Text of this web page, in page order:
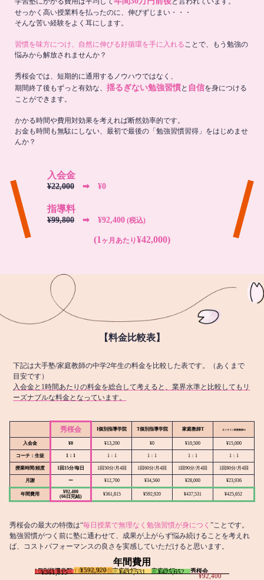
せっかく高い授業料を払ったのに、伸びずじまい・・・
そんな苦い経験をよく耳にします。
習慣を味方につけ、自然に伸びる好循環を手に入れることで、もう勉強の
悩みから解放されませんか？
秀桜会では、短期的に通用するノウハウではなく、
期間終了後もずっと有効な、 揺るぎない勉強習慣と 自信を身につける
ことができます。
かかる時間や費用対効果を考えれば断然効率的です。
お金も時間も無駄にしない、最初で最後の「勉強習慣習得」をはじめませ
んか？
入会金
¥22,000 ➡︎ ¥0
指導料
¥99,800 ➡︎ ¥92,400 (税込)
(1 ヶ月あたり¥42,000)
【料金比較表】
下記は大手塾/家庭教師の中学2年生の料金を比較した表です。（あくまで
目安です）
入会金と1時間あたりの料金を総合して考えると、業界水準と比較してもリ
ーズナブルな料金となっています。
秀桜会 I個別指導学院 T個別指導学院 家庭教師T オンライン家庭教師M
入会金 ¥0 ¥13,200 ¥0 ¥10,500 ¥15,000
コーチ：生徒 1：1 1：1 1：1 1：1 1：1
授業時間/頻度 1回15分/毎日 1回50分/月4回 1回60分/月4回 1回90分/月4回 1回80分/月4回
月謝 ー ¥12,700 ¥34,560 ¥28,000 ¥23,936
年間費用
¥92,400
(66日完結)
¥361,815 ¥592,920 ¥437,531 ¥425,652
秀桜会の最大の特徴は“毎日授業で無理なく勉強習慣が身につく ”ことです。
勉強習慣がつく前に塾に通わせて、成果が上がらず悩み続けることを考えれ
ば、コストパフォーマンスの良さを実感していただけると思います。
年間費用
I個別指導学院
¥361,815 T個別指導学院
¥592,920 家庭教師T
¥437,531 家庭教師M
¥425,652 秀桜会
¥92,400